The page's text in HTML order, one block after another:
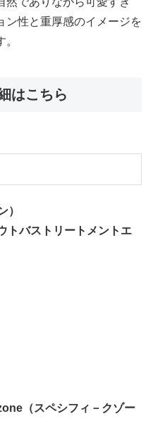
ン性と重厚感のイメージを
はこちら
）
トバストリートメントエ
（スペシフィ－クゾー